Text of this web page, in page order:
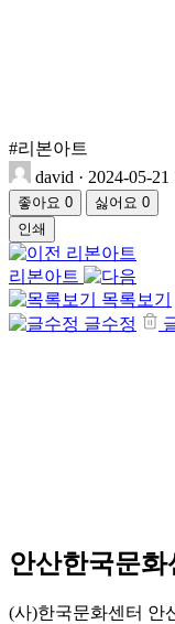
#리본아트
david · 2024-05-21
좋아요 0 싫어요 0
인쇄
리본아트
리본아트
목록보기
글수정
안산한국문화
(사)한국문화센터 안